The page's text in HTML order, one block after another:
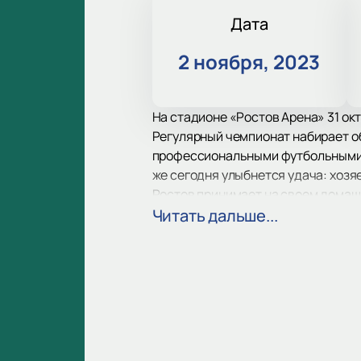
Дата
2 ноября, 2023
На стадионе «Ростов Арена» 31
Регулярный чемпионат набирает
профессиональными
же сегодня улыбнется удача:
Ростов принимает на своем
статистике личного
Читать дальше...